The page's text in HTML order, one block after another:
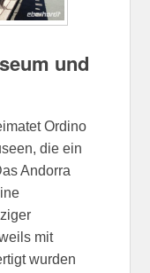
und
Ordino
die ein
Andorra
mit
wurden